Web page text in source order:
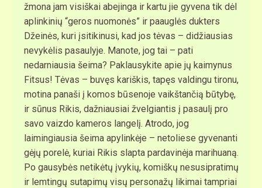
žmona jam visiškai abejinga ir kartu jie gyvena tik dėl
aplinkinių “geros nuomonės” ir paauglės dukters
Džeinės, kuri įsitikinusi, kad jos tėvas – didžiausias
nevykėlis pasaulyje. Manote, jog tai – pati
nedarniausia šeima? Paklausykite apie jų kaimynus
Fitsus! Tėvas – buvęs kariškis, tapęs valdingu tironu,
motina panaši į komos būsenoje vaikštančią būtybę,
ir sūnus Rikis, dažniausiai žvelgiantis į pasaulį pro
savo vaizdo kameros langelį. Atrodo, jog
laimingiausia šeima apylinkėje – netoliese gyvenanti
gėjų porelė, kuriai Rikis slapta pardavinėja marihuaną.
Po gausybės netikėtų įvykių, komiškų nesusipratimų
ir lemtingų sutapimų visų personažų likimai tampriai